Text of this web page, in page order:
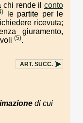
chi rende il conto
le partite per le
ricevuta;
giuramento,
(5).
ART. SUCC.
di cui